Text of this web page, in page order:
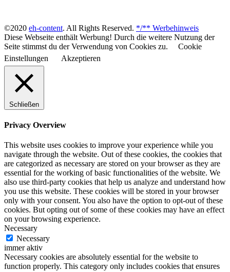
©2020 eh-content. All Rights Reserved. */** Werbehinweis
Diese Webseite enthält Werbung! Durch die weitere Nutzung der
Seite stimmst du der Verwendung von Cookies zu.
Cookie
Einstellungen
Akzeptieren
Schließen
Privacy Overview
This website uses cookies to improve your experience while you
navigate through the website. Out of these cookies, the cookies that
are categorized as necessary are stored on your browser as they are
essential for the working of basic functionalities of the website. We
also use third-party cookies that help us analyze and understand how
you use this website. These cookies will be stored in your browser
only with your consent. You also have the option to opt-out of these
cookies. But opting out of some of these cookies may have an effect
on your browsing experience.
Necessary
Necessary
immer aktiv
Necessary cookies are absolutely essential for the website to
function properly. This category only includes cookies that ensures